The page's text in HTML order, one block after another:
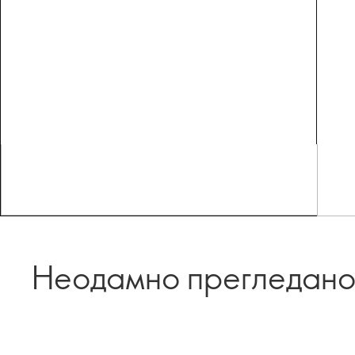
Неодамно прегледано